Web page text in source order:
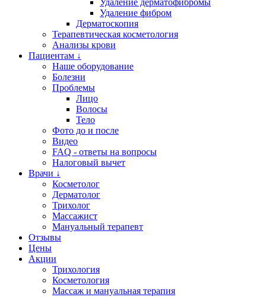
Удаление дерматофибромы
Удаление фибром
Дерматоскопия
Терапевтическая косметология
Анализы крови
Пациентам ↓
Наше оборудование
Болезни
Проблемы
Лицо
Волосы
Тело
Фото до и после
Видео
FAQ - ответы на вопросы
Налоговый вычет
Врачи ↓
Косметолог
Дерматолог
Трихолог
Массажист
Мануальный терапевт
Отзывы
Цены
Акции
Трихология
Косметология
Массаж и мануальная терапия